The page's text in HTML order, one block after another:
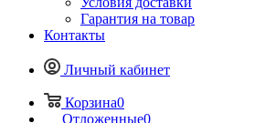
Гарантия на товар
Контакты
Личный кабинет
Корзина0
Отложенные0